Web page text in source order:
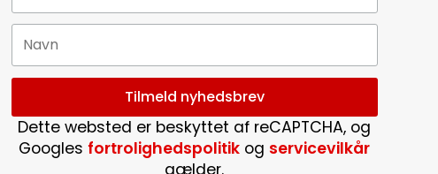
Dette websted er beskyttet af reCAPTCHA, og
Googlesfortrolighedspolitik og servicevilkår
gælder.